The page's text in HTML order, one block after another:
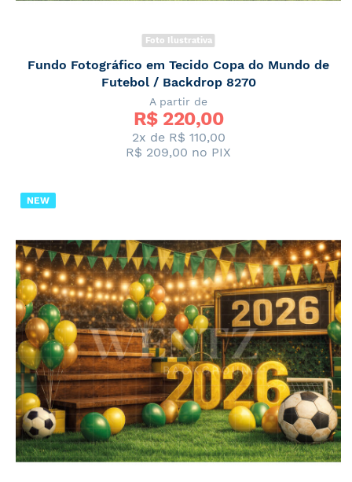
Foto Ilustrativa
Fundo Fotográfico em Tecido Copa do Mundo de
Futebol / Backdrop 8270
A partir de
R$ 220,00
2x de R$ 110,00
R$ 209,00 no PIX
NEW